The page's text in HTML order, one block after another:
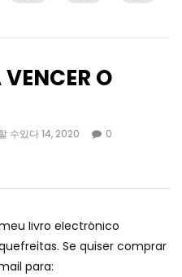
나중에 보기
십시오.: 영어, 스페인, 포
9월 23, 2022
0
10.7케이 1
O
수있다 14, 2020
0
livro electrónico
. Se quiser comprar
para: